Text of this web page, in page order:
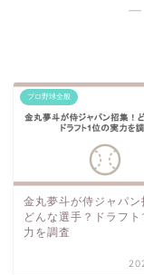
―
プロ野球全般
金丸夢斗が侍ジャパン
どんな選手？ドラフ
力を調査